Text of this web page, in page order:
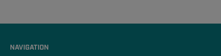
NAVIGATION